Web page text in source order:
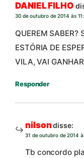
DANIEL FILHO
30 de outubro de 2014 às
QUEREM SABER?
ESTÓRIA DE
VILA, VAI
Responder
nilsondisse:
31 de outubro de 2014
Tb concordo